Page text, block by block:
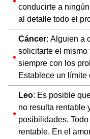
conducirte a
al detalle todo el
Cáncer: Alguien a
solicitarte el mismo
siempre con los
Establece un límite
Leo: Es posible
no resulta rentable
posibilidades.
rentable. En el